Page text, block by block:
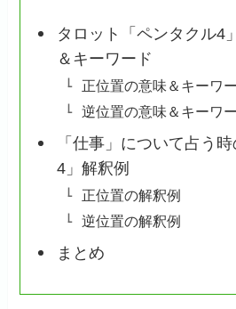
タロット「ペンタクル4
＆キーワード
正位置の意味＆キーワ
逆位置の意味＆キーワ
「仕事」について占う
4」解釈例
正位置の解釈例
逆位置の解釈例
まとめ